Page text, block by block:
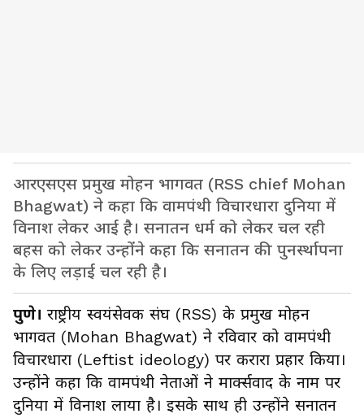
आरएसएस प्रमुख मोहन भागवत (RSS chief Mohan
Bhagwat) ने कहा कि वामपंथी विचारधारा दुनिया में
विनाश लेकर आई है। सनातन धर्म को लेकर चल रही
बहस को लेकर उन्होंने कहा कि सनातन की पुनर्स्थापना
के लिए लड़ाई चल रही है।
पुणे। राष्ट्रीय स्वयंसेवक संघ (RSS) के प्रमुख मोहन
भागवत (Mohan Bhagwat) ने रविवार को वामपंथी
विचारधारा (Leftist ideology) पर करारा प्रहार किया।
उन्होंने कहा कि वामपंथी नेताओं ने मार्क्सवाद के नाम पर
दुनिया में विनाश लाया है। इसके साथ ही उन्होंने सनातन